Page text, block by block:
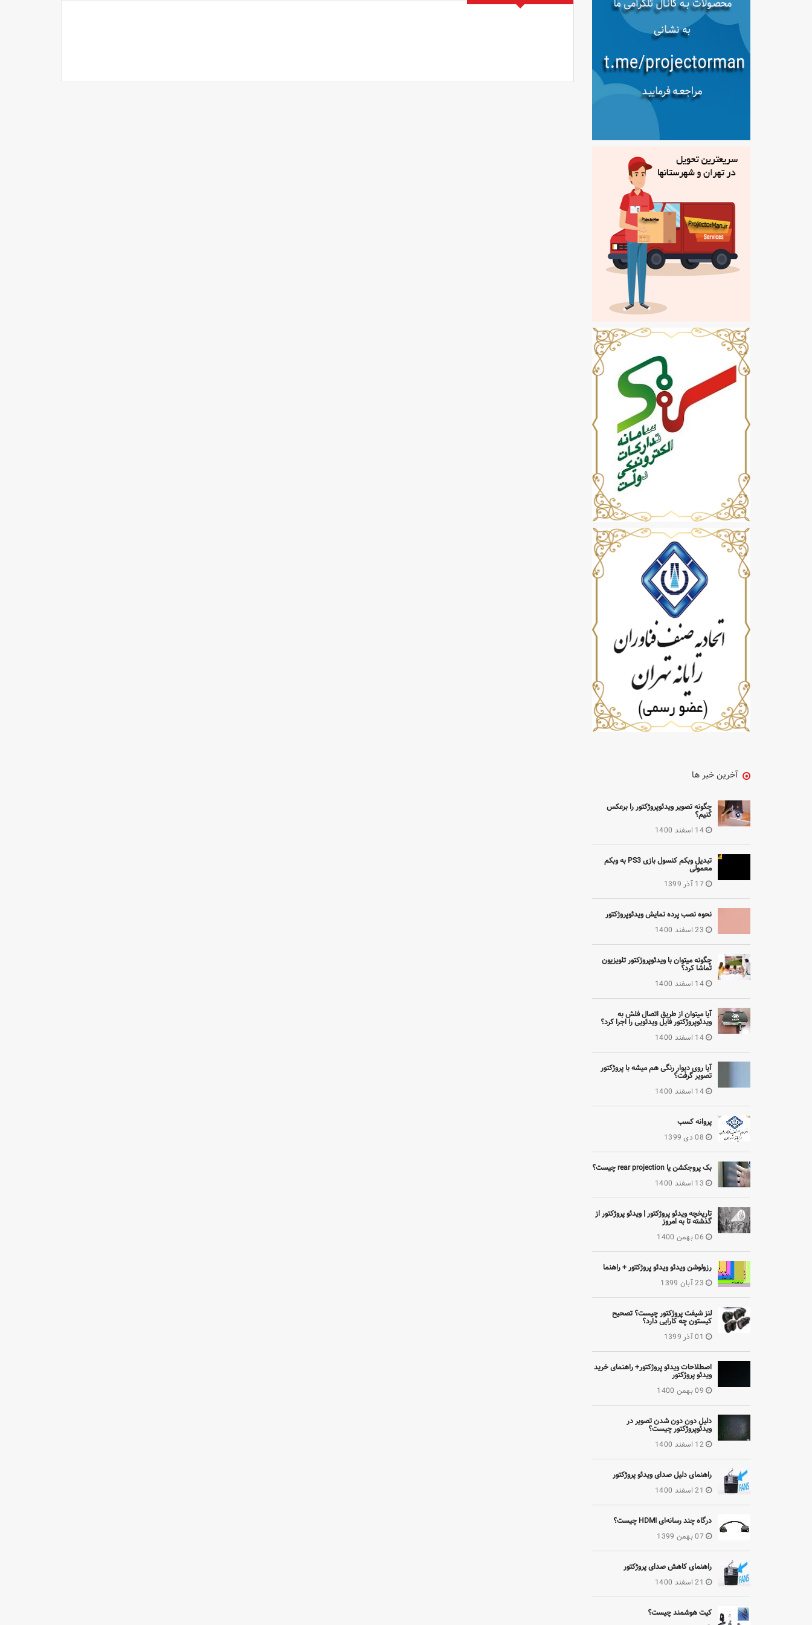
آخرین خبر ها
چگونه تصویر ویدئوپروژکتور را برعکس
کنیم؟
14 اسفند 1400
تبدیل وبکم کنسول بازی PS3 به وبکم
معمولی
17 آذر 1399
نحوه نصب پرده نمایش ویدئوپروژکتور
23 اسفند 1400
چگونه میتوان با ویدئوپروژکتور تلویزیون
تماشا کرد؟
14 اسفند 1400
آیا میتوان از طریق اتصال فلش به
ویدئوپروژکتور فایل ویدئویی را اجرا کرد؟
14 اسفند 1400
آیا روی دیوار رنگی هم میشه با پروژکتور
تصویر گرفت؟
14 اسفند 1400
پروانه کسب
08 دی 1399
بک پروجکشن یا rear projection چیست؟
13 اسفند 1400
تاریخچه ویدئو پروژکتور | ویدئو پروژکتور از
گذشته تا به امروز
06 بهمن 1400
رزولوشن ویدئو ویدئو پروژکتور + راهنما
23 آبان 1399
لنز شیفت پروژکتور چیست؟ تصحیح
کیستون چه کارایی دارد؟
01 آذر 1399
اصطلاحات ویدئو پروژکتور+ راهنمای خرید
ویدئو پروژکتور
09 بهمن 1400
دلیل دون دون شدن تصویر در
ویدئوپروژکتور چیست؟
12 اسفند 1400
راهنمای دلیل صدای ویدئو پروژکتور
21 اسفند 1400
درگاه چند رسانه‌ای HDMI چیست؟
07 بهمن 1399
راهنمای کاهش صدای پروژکتور
21 اسفند 1400
کیت هوشمند چیست؟